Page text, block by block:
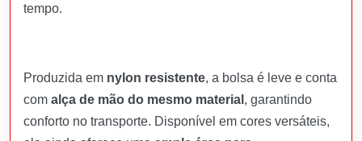
tempo.
Produzida em nylon resistente, a bolsa é leve e conta
com alça de mão do mesmo material , garantindo
conforto no transporte. Disponível em cores versáteis,